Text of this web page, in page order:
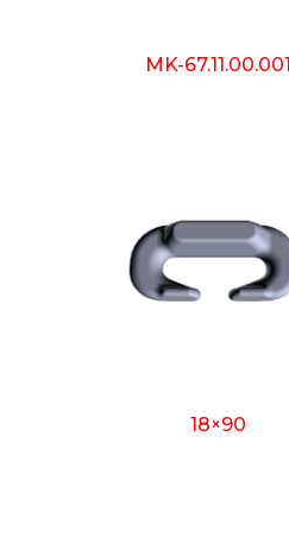
MK-67.11.00.001
18×90